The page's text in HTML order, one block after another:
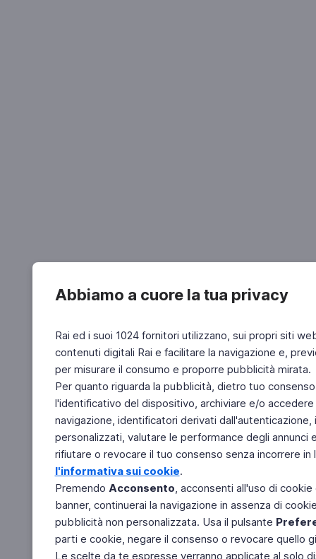
Abbiamo a cuore la tua privacy
Rai ed i suoi 1024 fornitori utilizzano, sui propri siti
contenuti digitali Rai e facilitare la navigazione e,
per misurare il consumo e proporre pubblicità mirata.
Per quanto riguarda la pubblicità, dietro tuo
l'identificativo del dispositivo, archiviare e/o
navigazione, identificatori derivati
personalizzati, valutare le performance degli
rifiutare o revocare il tuo consenso senza incorrere
l'informativa sui cookie.
Premendo Acconsento, acconsenti all'uso di
banner, continuerai la navigazione in assenza di
pubblicità non personalizzata. Usa il pulsante
parti e cookie, negare il consenso o revocare quello
Le scelte da te espresse verranno applicate al solo